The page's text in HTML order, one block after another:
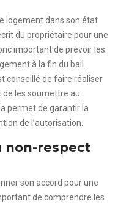
logement dans son état
du propriétaire pour une
important de prévoir les
à la fin du bail.
conseillé de faire réaliser
de les soumettre au
permet de garantir la
de l’autorisation.
non-respect
son accord pour une
de comprendre les